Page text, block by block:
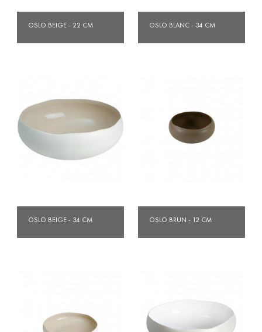
OSLO BEIGE - 22 CM OSLO BLANC - 34 CM
OSLO BEIGE - 34 CM OSLO BRUN - 12 CM